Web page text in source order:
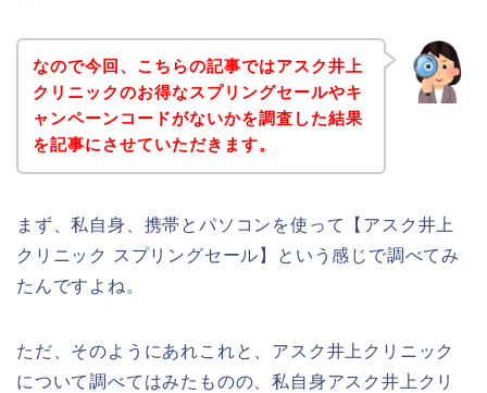
なので今回、こちらの記事ではアスク井上
クリニックのお得なスプリングセールやキ
ャンペーンコードがないかを調査した結果
を記事にさせていただきます。
まず、私自身、携帯とパソコンを使って【アスク井上
クリニック スプリングセール】という感じで調べてみ
たんですよね。
ただ、そのようにあれこれと、アスク井上クリニック
について調べてはみたものの、私自身アスク井上クリ